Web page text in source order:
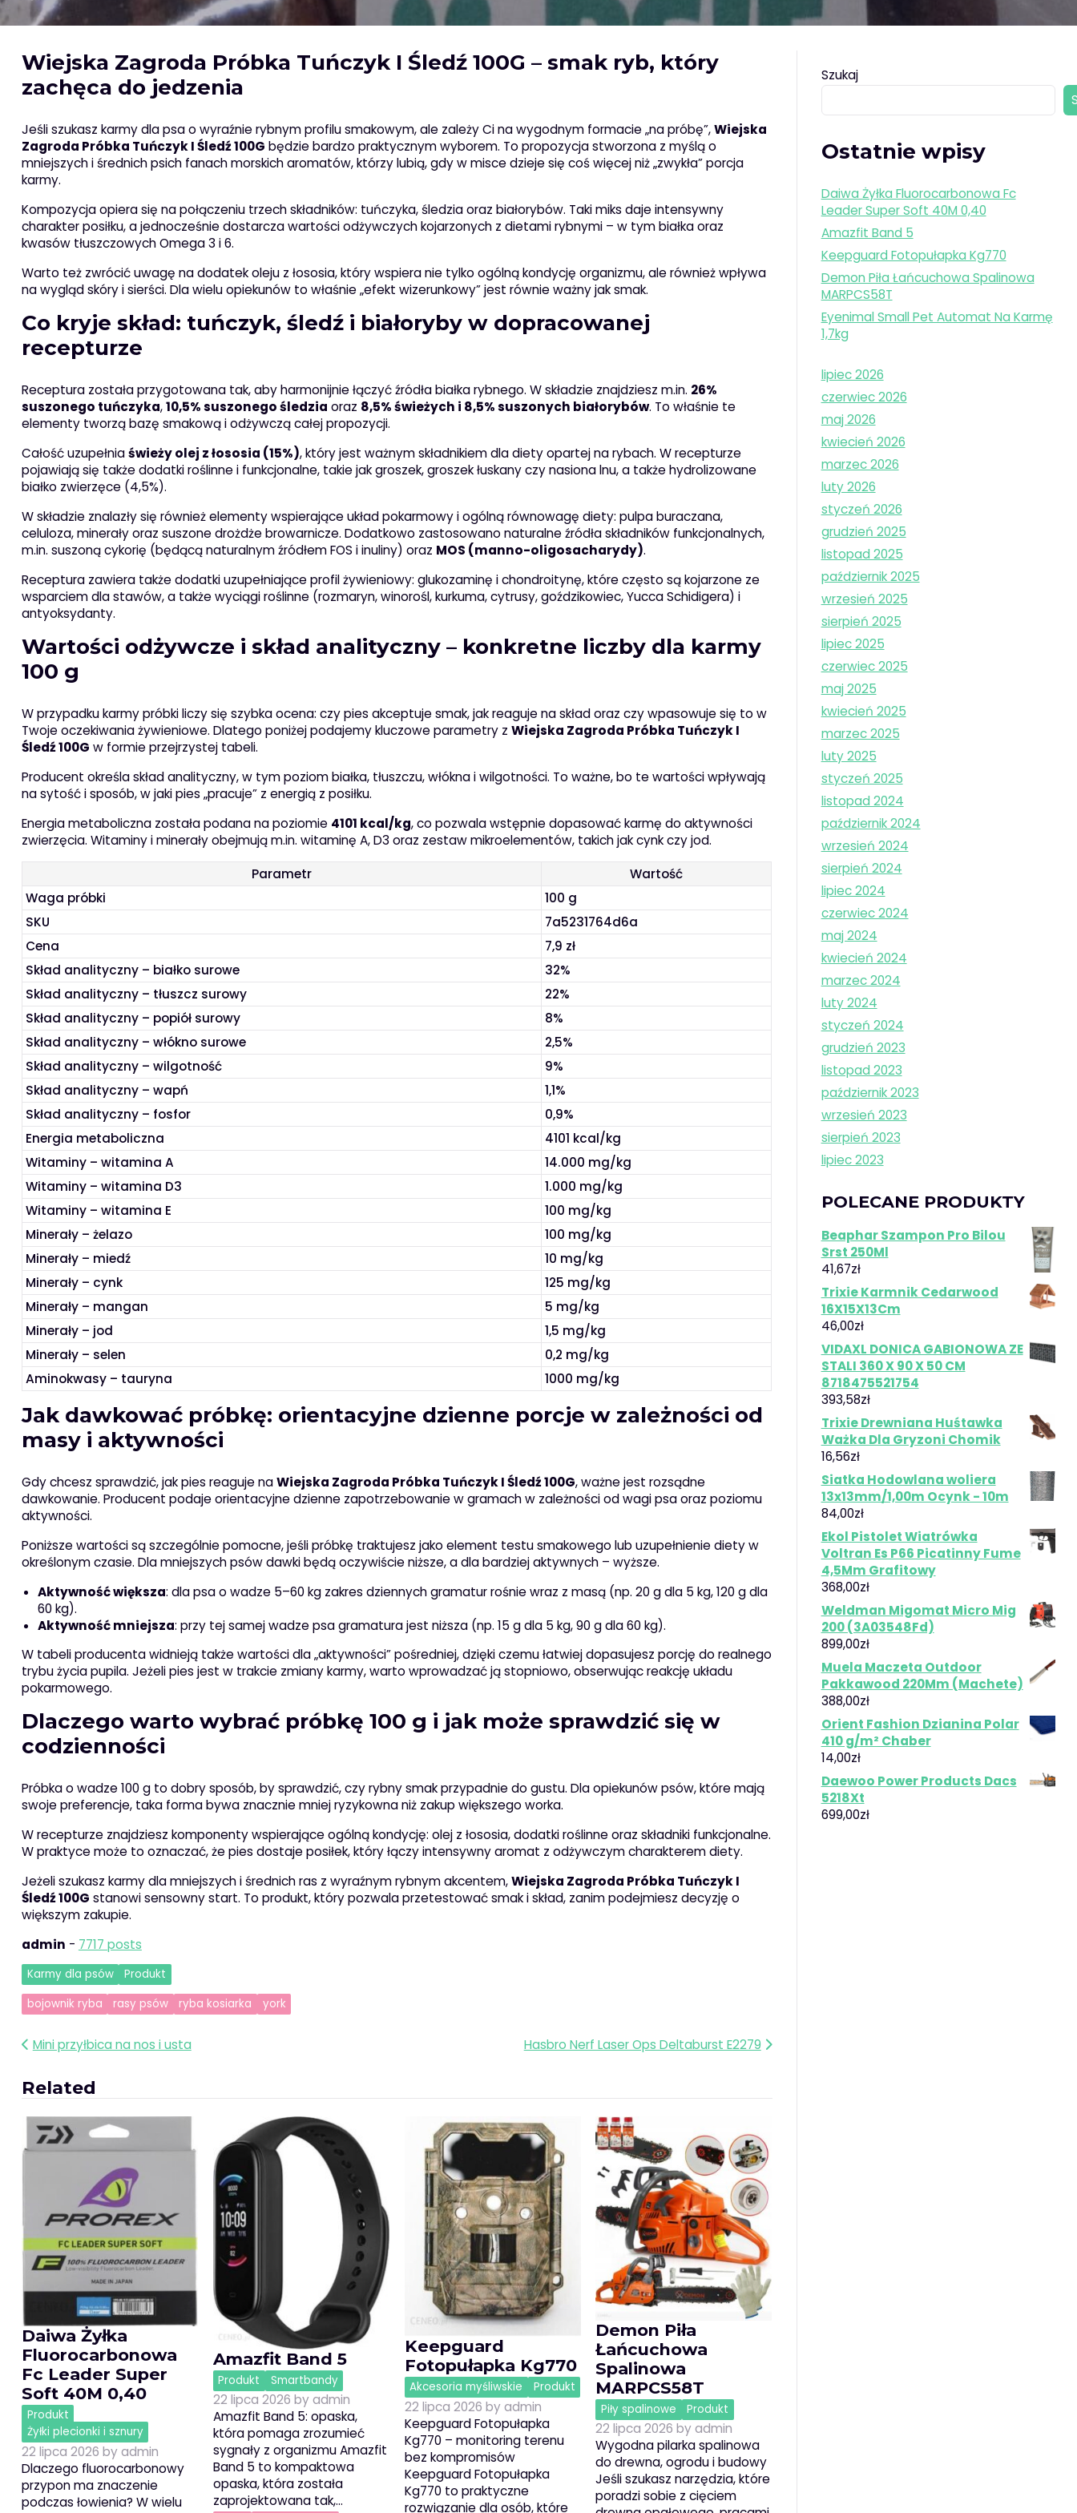
Wiejska Zagroda Próbka Tuńczyk I Śledź 100G – smak ryb, który
zachęca do jedzenia
Jeśli szukasz karmy dla psa o wyraźnie rybnym profilu smakowym, ale zależy Ci na wygodnym formacie „na próbę”,Wiejska
Zagroda Próbka Tuńczyk I Śledź 100G będzie bardzo praktycznym wyborem. To propozycja stworzona z myślą o
mniejszych i średnich psich fanach morskich aromatów, którzy lubią, gdy w misce dzieje się coś więcej niż „zwykła” porcja
karmy.
Kompozycja opiera się na połączeniu trzech składników: tuńczyka, śledzia oraz białorybów. Taki miks daje intensywny
charakter posiłku, a jednocześnie dostarcza wartości odżywczych kojarzonych z dietami rybnymi – w tym białka oraz
kwasów tłuszczowych Omega 3 i 6.
Warto też zwrócić uwagę na dodatek oleju z łososia, który wspiera nie tylko ogólną kondycję organizmu, ale również wpływa
na wygląd skóry i sierści. Dla wielu opiekunów to właśnie „efekt wizerunkowy” jest równie ważny jak smak.
Co kryje skład: tuńczyk, śledź i białoryby w dopracowanej
recepturze
Receptura została przygotowana tak, aby harmonijnie łączyć źródła białka rybnego. W składzie znajdziesz m.in. 26%
suszonego tuńczyka,10,5% suszonego śledzia oraz 8,5% świeżych i 8,5% suszonych białorybów. To właśnie te
elementy tworzą bazę smakową i odżywczą całej propozycji.
Całość uzupełniaświeży olej z łososia (15%), który jest ważnym składnikiem dla diety opartej na rybach. W recepturze
pojawiają się także dodatki roślinne i funkcjonalne, takie jak groszek, groszek łuskany czy nasiona lnu, a także hydrolizowane
białko zwierzęce (4,5%).
W składzie znalazły się również elementy wspierające układ pokarmowy i ogólną równowagę diety: pulpa buraczana,
celuloza, minerały oraz suszone drożdże browarnicze. Dodatkowo zastosowano naturalne źródła składników funkcjonalnych,
m.in. suszoną cykorię (będącą naturalnym źródłem FOS i inuliny) oraz MOS (manno-oligosacharydy).
Receptura zawiera także dodatki uzupełniające profil żywieniowy: glukozaminę i chondroitynę, które często są kojarzone ze
wsparciem dla stawów, a także wyciągi roślinne (rozmaryn, winorośl, kurkuma, cytrusy, goździkowiec, Yucca Schidigera) i
antyoksydanty.
Wartości odżywcze i skład analityczny – konkretne liczby dla karmy
100 g
W przypadku karmy próbki liczy się szybka ocena: czy pies akceptuje smak, jak reaguje na skład oraz czy wpasowuje się to w
Twoje oczekiwania żywieniowe. Dlatego poniżej podajemy kluczowe parametry z Wiejska Zagroda Próbka Tuńczyk I
Śledź 100G w formie przejrzystej tabeli.
Producent określa skład analityczny, w tym poziom białka, tłuszczu, włókna i wilgotności. To ważne, bo te wartości wpływają
na sytość i sposób, w jaki pies „pracuje” z energią z posiłku.
Energia metaboliczna została podana na poziomie 4101 kcal/kg, co pozwala wstępnie dopasować karmę do aktywności
zwierzęcia. Witaminy i minerały obejmują m.in. witaminę A, D3 oraz zestaw mikroelementów, takich jak cynk czy jod.
Parametr
Wartość
Waga próbki
100 g
SKU
7a5231764d6a
Cena
7,9 zł
Skład analityczny – białko surowe
32%
Skład analityczny – tłuszcz surowy
22%
Skład analityczny – popiół surowy
8%
Skład analityczny – włókno surowe
2,5%
Skład analityczny – wilgotność
9%
Skład analityczny – wapń
1,1%
Skład analityczny – fosfor
0,9%
Energia metaboliczna
4101 kcal/kg
Witaminy – witamina A
14.000 mg/kg
Witaminy – witamina D3
1.000 mg/kg
Witaminy – witamina E
100 mg/kg
Minerały – żelazo
100 mg/kg
Minerały – miedź
10 mg/kg
Minerały – cynk
125 mg/kg
Minerały – mangan
5 mg/kg
Minerały – jod
1,5 mg/kg
Minerały – selen
0,2 mg/kg
Aminokwasy – tauryna
1000 mg/kg
Jak dawkować próbkę: orientacyjne dzienne porcje w zależności od
masy i aktywności
Gdy chcesz sprawdzić, jak pies reaguje naWiejska Zagroda Próbka Tuńczyk I Śledź 100G, ważne jest rozsądne
dawkowanie. Producent podaje orientacyjne dzienne zapotrzebowanie w gramach w zależności od wagi psa oraz poziomu
aktywności.
Poniższe wartości są szczególnie pomocne, jeśli próbkę traktujesz jako element testu smakowego lub uzupełnienie diety w
określonym czasie. Dla mniejszych psów dawki będą oczywiście niższe, a dla bardziej aktywnych – wyższe.
Aktywność większa: dla psa o wadze 5–60 kg zakres dziennych gramatur rośnie wraz z masą (np. 20 g dla 5 kg, 120 g dla
60 kg).
Aktywność mniejsza: przy tej samej wadze psa gramatura jest niższa (np. 15 g dla 5 kg, 90 g dla 60 kg).
W tabeli producenta widnieją także wartości dla „aktywności” pośredniej, dzięki czemu łatwiej dopasujesz porcję do realnego
trybu życia pupila. Jeżeli pies jest w trakcie zmiany karmy, warto wprowadzać ją stopniowo, obserwując reakcję układu
pokarmowego.
Dlaczego warto wybrać próbkę 100 g i jak może sprawdzić się w
codzienności
Próbka o wadze 100 g to dobry sposób, by sprawdzić, czy rybny smak przypadnie do gustu. Dla opiekunów psów, które mają
swoje preferencje, taka forma bywa znacznie mniej ryzykowna niż zakup większego worka.
W recepturze znajdziesz komponenty wspierające ogólną kondycję: olej z łososia, dodatki roślinne oraz składniki funkcjonalne.
W praktyce może to oznaczać, że pies dostaje posiłek, który łączy intensywny aromat z odżywczym charakterem diety.
Jeżeli szukasz karmy dla mniejszych i średnich ras z wyraźnym rybnym akcentem,Wiejska Zagroda Próbka Tuńczyk I
Śledź 100G stanowi sensowny start. To produkt, który pozwala przetestować smak i skład, zanim podejmiesz decyzję o
większym zakupie.
admin - 7717 posts
Karmy dla psów
Produkt
bojownik ryba
rasy psów ryba kosiarka york
Nawigacja
Mini przyłbica na nos i usta Hasbro Nerf Laser Ops Deltaburst E2279
Related
Daiwa Żyłka
Fluorocarbonowa
Fc Leader Super
Soft 40M 0,40
Produkt
Żyłki plecionki i sznury
22 lipca 2026 byadmin
Dlaczego fluorocarbonowy
przypon ma znaczenie
podczas łowienia? W wielu
Amazfit Band 5
Produkt Smartbandy
22 lipca 2026 byadmin
Amazfit Band 5: opaska,
która pomaga zrozumieć
sygnały z organizmu Amazfit
Band 5 to kompaktowa
opaska, która została
zaprojektowana tak,…
Keepguard
Fotopułapka Kg770
Akcesoria myśliwskie Produkt
22 lipca 2026 byadmin
Keepguard Fotopułapka
Kg770 – monitoring terenu
bez kompromisów
Keepguard Fotopułapka
Kg770 to praktyczne
rozwiązanie dla osób, które
Demon Piła
Łańcuchowa
Spalinowa
MARPCS58T
Piły spalinowe Produkt
22 lipca 2026 byadmin
Wygodna pilarka spalinowa
do drewna, ogrodu i budowy
Jeśli szukasz narzędzia, które
poradzi sobie z cięciem
Szukaj
Ostatnie wpisy
Daiwa Żyłka Fluorocarbonowa Fc
Leader Super Soft 40M 0,40
Amazfit Band 5
Keepguard Fotopułapka Kg770
Demon Piła Łańcuchowa Spalinowa
MARPCS58T
Eyenimal Small Pet Automat Na Karmę
1,7kg
lipiec 2026
czerwiec 2026
maj 2026
kwiecień 2026
marzec 2026
luty 2026
styczeń 2026
grudzień 2025
listopad 2025
październik 2025
wrzesień 2025
sierpień 2025
lipiec 2025
czerwiec 2025
maj 2025
kwiecień 2025
marzec 2025
luty 2025
styczeń 2025
listopad 2024
październik 2024
wrzesień 2024
sierpień 2024
lipiec 2024
czerwiec 2024
maj 2024
kwiecień 2024
marzec 2024
luty 2024
styczeń 2024
grudzień 2023
listopad 2023
październik 2023
wrzesień 2023
sierpień 2023
lipiec 2023
POLECANE PRODUKTY
Beaphar Szampon Pro Bilou
Srst 250Ml
41,67zł
Trixie Karmnik Cedarwood
16X15X13Cm
46,00zł
VIDAXL DONICA GABIONOWA ZE
STALI 360 X 90 X 50 CM
8718475521754
393,58zł
Trixie Drewniana Huśtawka
Ważka Dla Gryzoni Chomik
16,56zł
Siatka Hodowlana woliera
13x13mm/1,00m Ocynk - 10m
84,00zł
Ekol Pistolet Wiatrówka
Voltran Es P66 Picatinny Fume
4,5Mm Grafitowy
368,00zł
Weldman Migomat Micro Mig
200 (3A03548Fd)
899,00zł
Muela Maczeta Outdoor
Pakkawood 220Mm (Machete)
388,00zł
Orient Fashion Dzianina Polar
410 g/m² Chaber
14,00zł
Daewoo Power Products Dacs
5218Xt
699,00zł